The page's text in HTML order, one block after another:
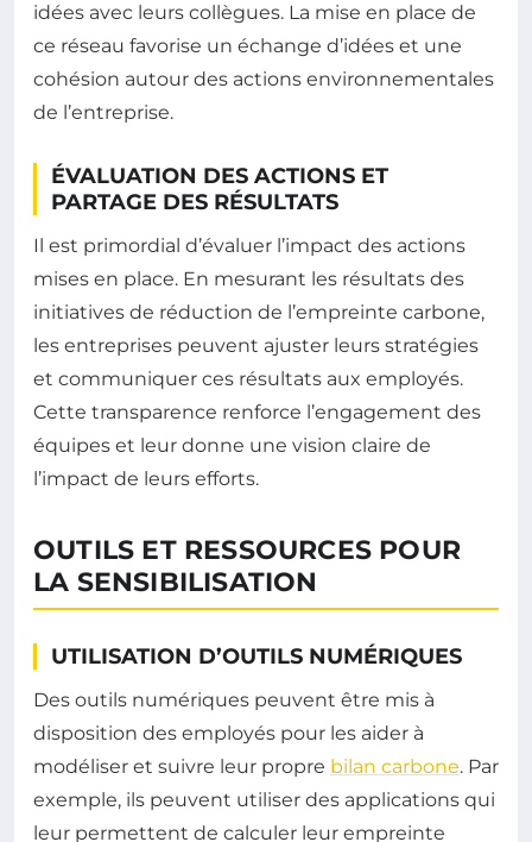
idées avec leurs collègues. La mise en place de
ce réseau favorise un échange d’idées et une
cohésion autour des actions environnementales
de l’entreprise.
ÉVALUATION DES ACTIONS ET
PARTAGE DES RÉSULTATS
Il est primordial d’évaluer l’impact des actions
mises en place. En mesurant les résultats des
initiatives de réduction de l’empreinte carbone,
les entreprises peuvent ajuster leurs stratégies
et communiquer ces résultats aux employés.
Cette transparence renforce l’engagement des
équipes et leur donne une vision claire de
l’impact de leurs efforts.
OUTILS ET RESSOURCES POUR
LA SENSIBILISATION
UTILISATION D’OUTILS NUMÉRIQUES
Des outils numériques peuvent être mis à
disposition des employés pour les aider à
modéliser et suivre leur propre bilan carbone. Par
exemple, ils peuvent utiliser des applications qui
leur permettent de calculer leur empreinte